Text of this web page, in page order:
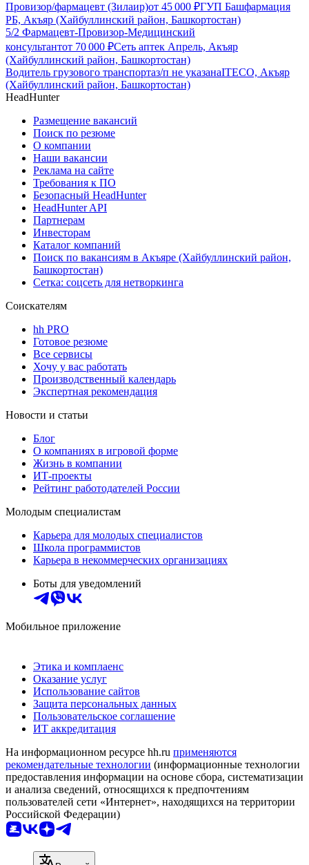
Провизор/фармацевт (Зилаир)от 45 000 ₽ГУП Башфармация
РБ, Акъяр (Хайбуллинский район, Башкортостан)
5/2 Фармацевт-Провизор-Медицинский
консультантот 70 000 ₽Сеть аптек Апрель, Акъяр
(Хайбуллинский район, Башкортостан)
Водитель грузового транспортаз/п не указанаITECO, Акъяр
(Хайбуллинский район, Башкортостан)
HeadHunter
Размещение вакансий
Поиск по резюме
О компании
Наши вакансии
Реклама на сайте
Требования к ПО
Безопасный HeadHunter
HeadHunter API
Партнерам
Инвесторам
Каталог компаний
Поиск по вакансиям в Акъяре (Хайбуллинский район,
Башкортостан)
Сетка: соцсеть для нетворкинга
Соискателям
hh PRO
Готовое резюме
Все сервисы
Хочу у вас работать
Производственный календарь
Экспертная рекомендация
Новости и статьи
Блог
О компаниях в игровой форме
Жизнь в компании
ИТ-проекты
Рейтинг работодателей России
Молодым специалистам
Карьера для молодых специалистов
Школа программистов
Карьера в некоммерческих организациях
Боты для уведомлений
Мобильное приложение
Этика и комплаенс
Оказание услуг
Использование сайтов
Защита персональных данных
Пользовательское соглашение
ИТ аккредитация
На информационном ресурсе hh.ru применяются
рекомендательные технологии (информационные технологии
предоставления информации на основе сбора, систематизации
и анализа сведений, относящихся к предпочтениям
пользователей сети «Интернет», находящихся на территории
Российской Федерации)